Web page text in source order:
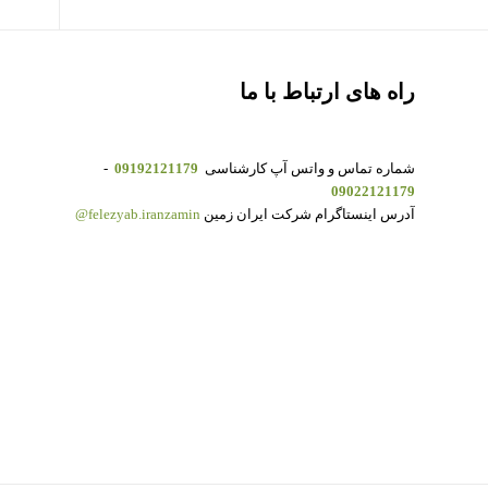
راه های ارتباط با ما
شماره تماس و واتس آپ کارشناسی 09192121179
-
09022121179
آدرس اینستاگرام شرکت ایران زمین felezyab.iranzamin@